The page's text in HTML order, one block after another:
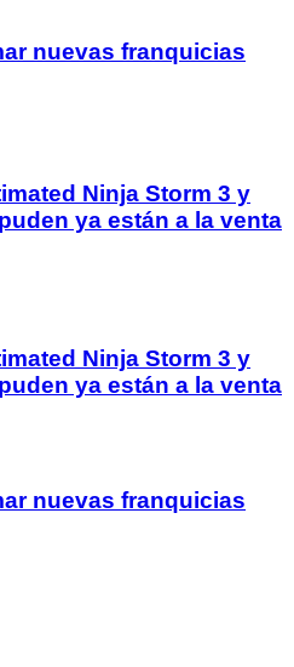
nuevas franquicias
Ninja Storm 3 y
ya están a la venta
Ninja Storm 3 y
ya están a la venta
nuevas franquicias